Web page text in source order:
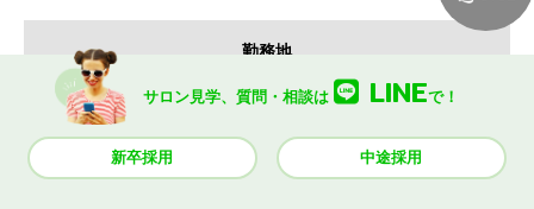
勤務地
◆ R NEW
神奈川県横浜市西区南幸2-19-3
TSUCHIYAビル3F
サロン見学、質問・相談は LINEで！
新卒採用 中途採用